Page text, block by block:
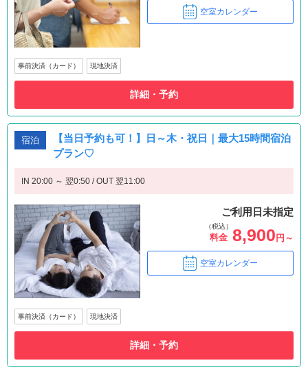
空室カレンダー
事前決済（カード） 現地決済
詳細・予約
宿泊
【当日予約も可！】日～木・祝日｜最大15時間宿泊
プラン♡
IN 20:00 ～ 翌0:50 / OUT 翌11:00
ご利用日未指定
（税込）
料金 8,900 円～
空室カレンダー
事前決済（カード） 現地決済
詳細・予約